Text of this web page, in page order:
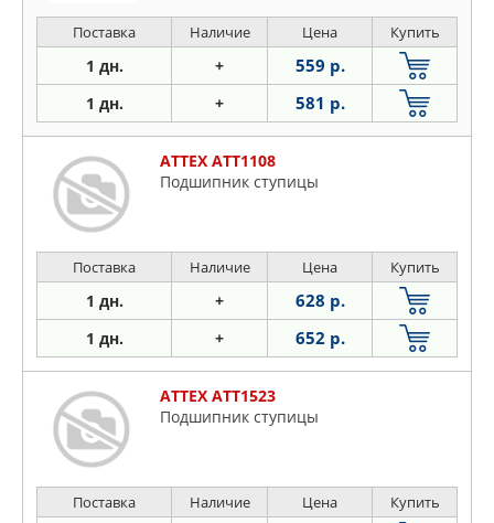
Поставка Наличие Цена Купить
1 дн. + 559 р.
1 дн. + 581 р.
ATTEX ATT1108
Подшипник ступицы
Поставка Наличие Цена Купить
1 дн. + 628 р.
1 дн. + 652 р.
ATTEX ATT1523
Подшипник ступицы
Поставка Наличие Цена Купить